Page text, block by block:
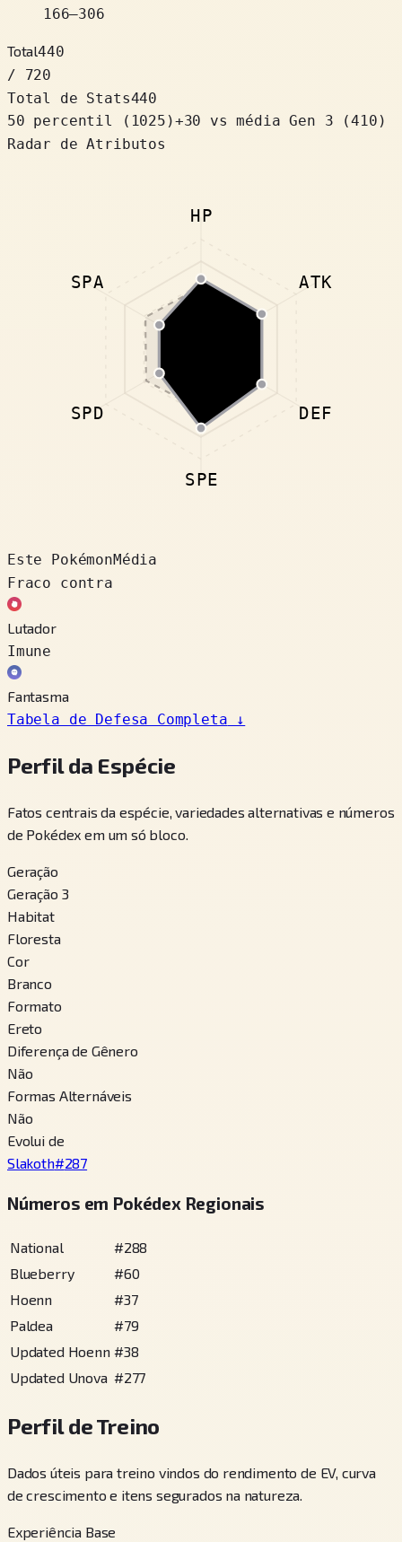
166–306
Total440
/ 720
Total de Stats440
50 percentil
( 1025 )+30
vs média Gen 3 (410)
Radar de Atributos
HP
ATK
DEF
SPE
SPD
SPA
Este PokémonMédia
Fraco contra
Lutador
Imune
Fantasma
Tabela de Defesa Completa ↓
Perfil da Espécie
Fatos centrais da espécie, variedades alternativas e números
de Pokédex em um só bloco.
Geração
Geração 3
Habitat
Floresta
Cor
Branco
Formato
Ereto
Diferença de Gênero
Não
Formas Alternáveis
Não
Evolui de
Slakoth#287
Números em Pokédex Regionais
National #288
Blueberry
#60
Hoenn
#37
Paldea
#79
Updated Hoenn #38
Updated Unova #277
Perfil de Treino
Dados úteis para treino vindos do rendimento de EV, curva
de crescimento e itens segurados na natureza.
Experiência Base